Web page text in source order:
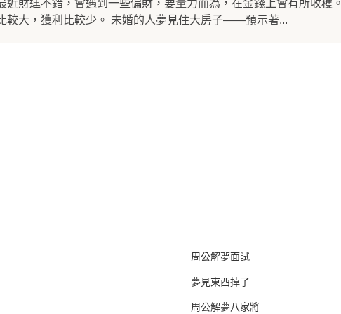
財運不錯，會遇到一些偏財，要量力而為，在金錢上會有所收
較大，獲利比較少。 未婚的人夢見住大房子——預示著...
周公解夢面試
夢見東西掉了
周公解夢八家將